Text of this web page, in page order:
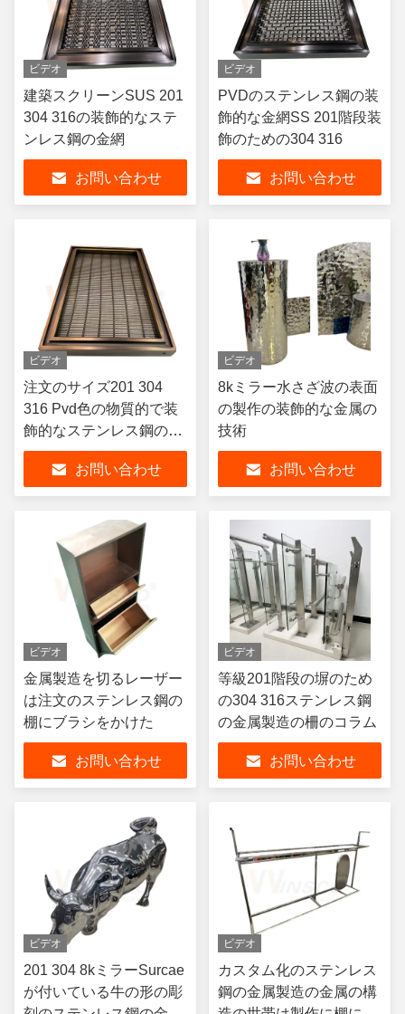
ビデオ
建築スクリーンSUS 201
304 316の装飾的なステ
ンレス鋼の金網
お問い合わせ
ビデオ
PVDのステンレス鋼の装
飾的な金網SS 201階段装
飾のための304 316
お問い合わせ
ビデオ
注文のサイズ201 304
316 Pvd色の物質的で装
飾的なステンレス鋼の金
網スクリーン
お問い合わせ
ビデオ
8kミラー水さざ波の表面
の製作の装飾的な金属の
技術
お問い合わせ
ビデオ
金属製造を切るレーザー
は注文のステンレス鋼の
棚にブラシをかけた
お問い合わせ
ビデオ
等級201階段の塀のため
の304 316ステンレス鋼
の金属製造の柵のコラム
お問い合わせ
ビデオ
201 304 8kミラーSurcae
が付いている牛の形の彫
ビデオ
カスタム化のステンレス
鋼の金属製造の金属の構